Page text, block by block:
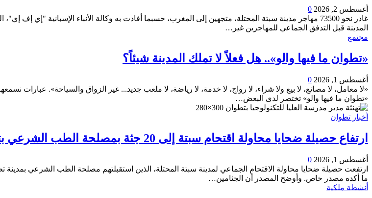
أغسطس 2, 2026
0
غادر نحو 73500 مهاجر مدينة سبتة المحتلة، متجهين إلى المغرب، حسبما أفادت به وكالة الأنباء الإسبانية "إي إف إي"، اليوم الأحد، نقلاً عن مسؤولين أمنيين.
المدينة قبل التدفق الجماعي للمهاجرين غير …
مجتمع
«تطوان ما فيها والو».. هل فعلاً لا تملك المدينة شيئاً؟
أغسطس 1, 2026
0
«لا معامل، لا مصانع، لا بيع ولا شراء، لا رواج، لا خدمة، لا رياضة، لا ملعب جديد... غير الزواق والسياحة». عبارات
«تطوان ما فيها والو» تختصر لدى البعض…
أخبار تطوان
ارتفاع حصيلة ضحايا محاولة اقتحام سبتة إلى 20 جثة بمصلحة الطب الشرعي بتطوان
أغسطس 1, 2026
0
ما أكده مصدر خاص. وأوضح المصدر أن الجثامين…
أنشطة ملكية